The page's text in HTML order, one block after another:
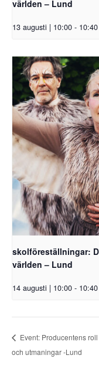
världen – Lund
13 augusti | 10:00 - 10:40
skolföreställningar:
världen – Lund
14 augusti | 10:00 - 10:40
Event: Producentens roll
och utmaningar -Lund